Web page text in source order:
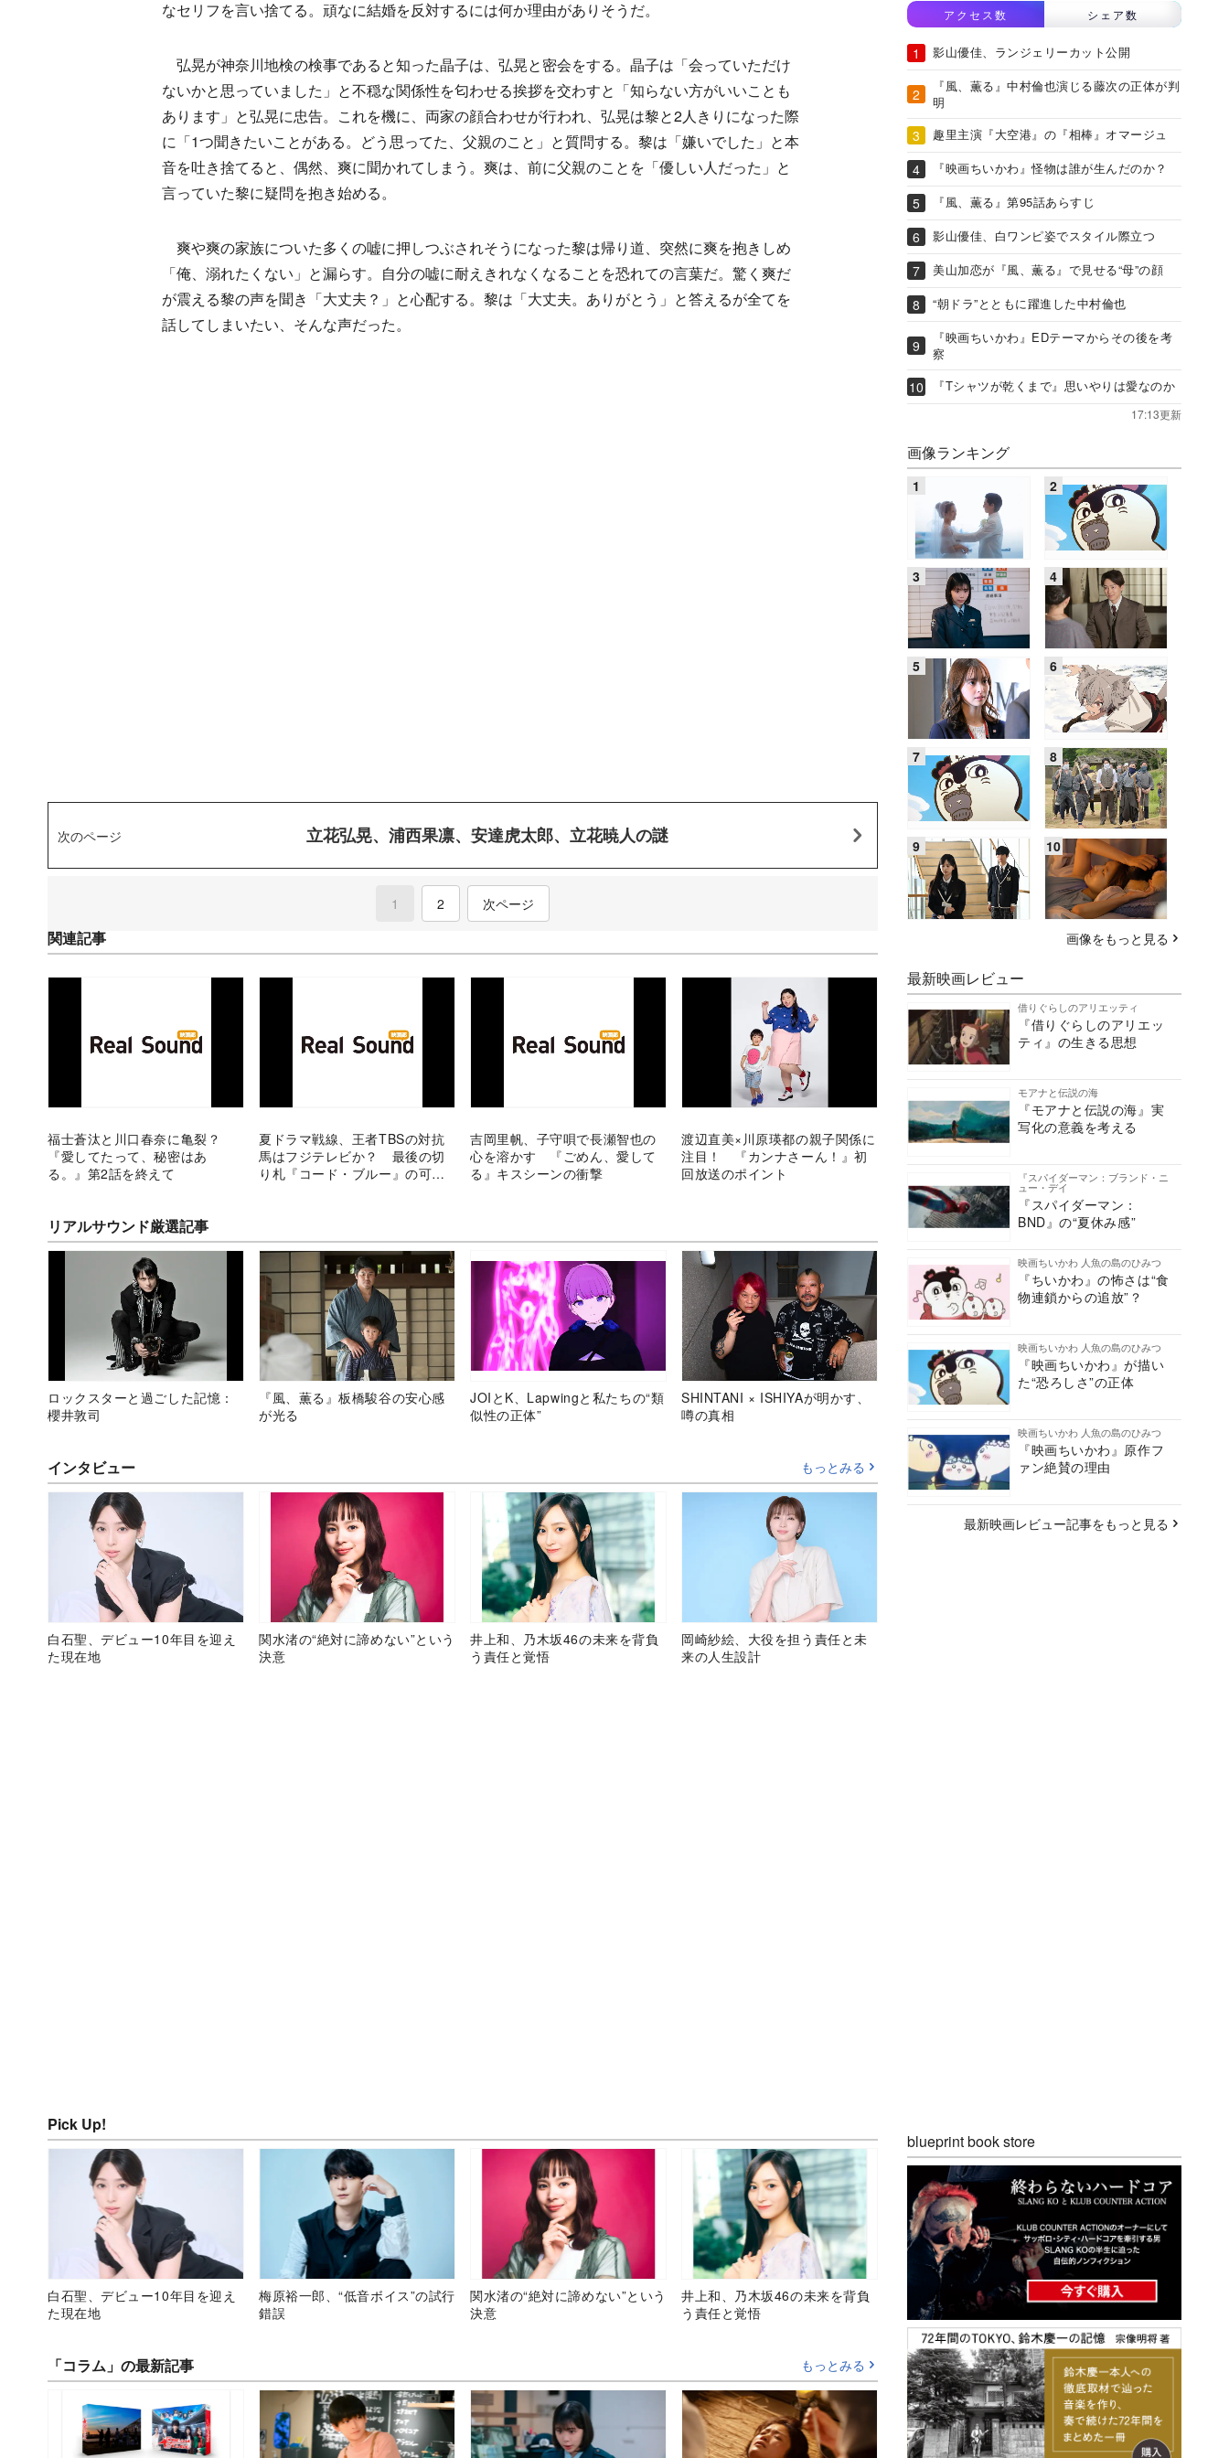
なセリフを言い捨てる。頑なに結婚を反対するには何か理由がありそうだ。
弘晃が神奈川地検の検事であると知った晶子は、弘晃と密会をする。晶子は「会っていただけ
ないかと思っていました」と不穏な関係性を匂わせる挨拶を交わすと「知らない方がいいことも
あります」と弘晃に忠告。これを機に、両家の顔合わせが行われ、弘晃は黎と2人きりになった際
に「1つ聞きたいことがある。どう思ってた、父親のこと」と質問する。黎は「嫌いでした」と本
音を吐き捨てると、偶然、爽に聞かれてしまう。爽は、前に父親のことを「優しい人だった」と
言っていた黎に疑問を抱き始める。
爽や爽の家族についた多くの嘘に押しつぶされそうになった黎は帰り道、突然に爽を抱きしめ
「俺、溺れたくない」と漏らす。自分の嘘に耐えきれなくなることを恐れての言葉だ。驚く爽だ
が震える黎の声を聞き「大丈夫？」と心配する。黎は「大丈夫。ありがとう」と答えるが全てを
話してしまいたい、そんな声だった。
次のページ 立花弘晃、浦西果凛、安達虎太郎、立花暁人の謎
1 (current)
2 次ページ
関連記事
福士蒼汰と川口春奈に亀裂？
『愛してたって、秘密はあ
る。』第2話を終えて
夏ドラマ戦線、王者TBSの対抗
馬はフジテレビか？ 最後の切
り札『コード・ブルー』の可能
吉岡里帆、子守唄で長瀬智也の
心を溶かす 『ごめん、愛して
る』キスシーンの衝撃
渡辺直美×川原瑛都の親子関係に
注目！ 『カンナさーん！』初
回放送のポイント
リアルサウンド厳選記事
ロックスターと過ごした記憶：
櫻井敦司
『風、薫る』板橋駿谷の安心感
が光る
JOIとK、Lapwingと私たちの“類
似性の正体”
SHINTANI × ISHIYAが明かす、
噂の真相
インタビュー もっとみる
白石聖、デビュー10年目を迎え
た現在地
関水渚の“絶対に諦めない”という
決意
井上和、乃木坂46の未来を背負
う責任と覚悟
岡崎紗絵、大役を担う責任と未
来の人生設計
Pick Up!
白石聖、デビュー10年目を迎え
た現在地
梅原裕一郎、“低音ボイス”の試行
錯誤
関水渚の“絶対に諦めない”という
決意
井上和、乃木坂46の未来を背負
う責任と覚悟
「コラム」の最新記事 もっとみる
アクセス数 シェア数
影山優佳、ランジェリーカット公開
『風、薫る』中村倫也演じる藤次の正体が判
明
趣里主演『大空港』の『相棒』オマージュ
『映画ちいかわ』怪物は誰が生んだのか？
『風、薫る』第95話あらすじ
影山優佳、白ワンピ姿でスタイル際立つ
美山加恋が『風、薫る』で見せる“母”の顔
“朝ドラ”とともに躍進した中村倫也
『映画ちいかわ』EDテーマからその後を考
察
『Tシャツが乾くまで』思いやりは愛なのか
17:13更新
画像ランキング
画像をもっと見る
最新映画レビュー
借りぐらしのアリエッティ
『借りぐらしのアリエッ
ティ』の生きる思想
モアナと伝説の海
『モアナと伝説の海』実
写化の意義を考える
『スパイダーマン：ブランド・ニ
ュー・デイ
『スパイダーマン：
BND』の“夏休み感”
映画ちいかわ 人魚の島のひみつ
『ちいかわ』の怖さは“食
物連鎖からの追放”？
映画ちいかわ 人魚の島のひみつ
『映画ちいかわ』が描い
た“恐ろしさ”の正体
映画ちいかわ 人魚の島のひみつ
『映画ちいかわ』原作フ
ァン絶賛の理由
最新映画レビュー記事をもっと見る
blueprint book store